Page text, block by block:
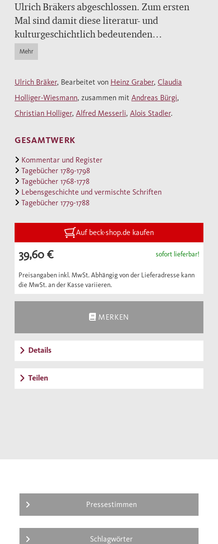
Ulrich Bräkers abgeschlossen. Zum ersten
Mal sind damit diese literatur- und
kulturgeschichtlich bedeutenden
Aufzeichnungen vollständig zugänglich. Der
zweite Band bringt erstmals vollständig die
beruflich erfolgreichster und literarisch
produktivster Lebensphase. Im Laufe dieser
zehn Jahre wird er zum vielseitigen
Weltliteratur eingegangen ist. Der dritte
Band gibt, wiederum erstmals vollständig,
die Tagebücher Bräkers aus den neunziger
Jahren wieder. Sie dokumentieren seine
Reaktionen auf die wirtschaftliche Krise im
Baumwollgewerbe, die ihn schließlich
ruiniert hat, sowie seine skeptischen
Ansichten zu den Folgen der Französischen
Revolution.
Mehr
Ulrich Bräker, Bearbeitet von Heinz Graber, Claudia
Holliger-Wiesmann, zusammen mit Andreas Bürgi,
Christian Holliger, Alfred Messerli, Alois Stadler.
GESAMTWERK
Kommentar und Register
Tagebücher 1789-1798
Tagebücher 1768-1778
Lebensgeschichte und vermischte Schriften
Tagebücher 1779-1788
Auf beck-shop.de kaufen
39,60 € sofort lieferbar!
Preisangaben inkl. MwSt. Abhängig von der Lieferadresse kann
die MwSt. an der Kasse variieren.
MERKEN
Details
Teilen
Pressestimmen
Schlagwörter